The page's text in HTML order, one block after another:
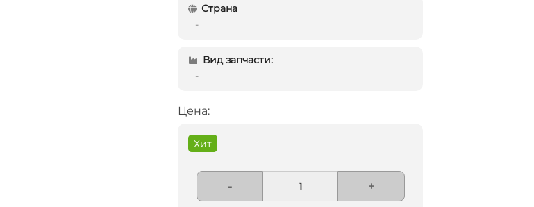
Страна
-
Вид запчасти:
-
Цена:
Хит
- +